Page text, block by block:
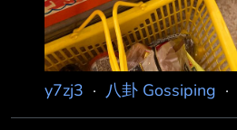
y7zj3 · 八卦 Gossiping ·